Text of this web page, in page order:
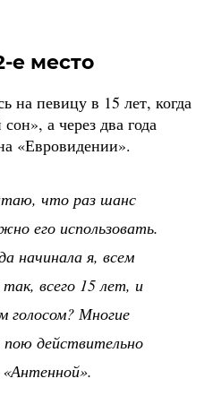
е место
на певицу в 15 лет, когда
а через два года
«Евровидении».
что раз шанс
его использовать.
начинала я, всем
всего 15 лет, и
голосом? Многие
действительно